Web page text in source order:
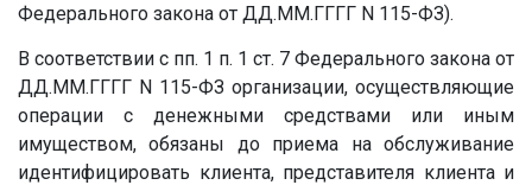
Федерального закона от ДД.ММ.ГГГГ N 115-ФЗ).
В соответствии с пп. 1 п. 1 ст. 7 Федерального закона от
ДД.ММ.ГГГГ N 115-ФЗ организации, осуществляющие
операции с денежными средствами или иным
имуществом, обязаны до приема на обслуживание
идентифицировать клиента, представителя клиента и